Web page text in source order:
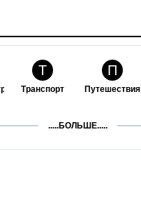
Т
Транспорт
П
Путешествия
.....БОЛЬШЕ.....